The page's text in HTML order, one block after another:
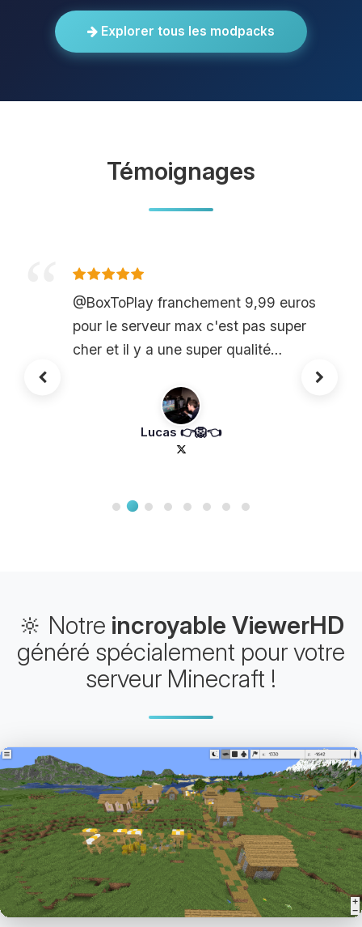
Explorer tous les modpacks
Témoignages
@BoxToPlay franchement 9,99 euros
pour le serveur max c'est pas super
cher et il y a une super qualité
Lucas 👉🦁👈
🔆 Notre incroyable ViewerHD
généré spécialement pour votre
serveur Minecraft !